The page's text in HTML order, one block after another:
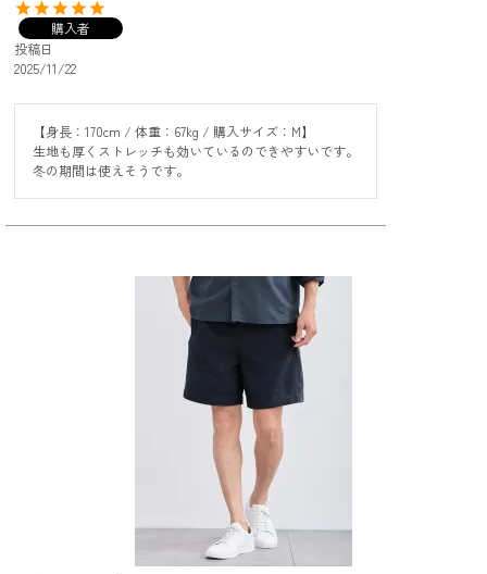
購入者
投稿日
2025/11/22
【身長：170cm / 体重：67kg / 購入サイズ：M】
生地も厚くストレッチも効いているのできやすいです。
冬の期間は使えそうです。